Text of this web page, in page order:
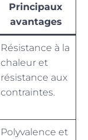
Principaux
avantages
Résistance à la
chaleur et
résistance aux
contraintes.
Polyvalence et